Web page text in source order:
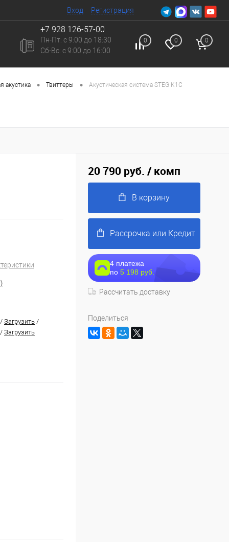
Вход Регистрация
+7 928 126-57-00
Пн-Пт: с 9:00 до 18:30
Сб-Вc: с 9:00 до 16:00
0 0 0
акустика • Твиттеры • Акустическая система STEG K1C
/ Загрузить /
/ Загрузить
20 790 руб. / комп
В корзину
Рассрочка или Кредит
4 платежа
по 5 198 руб.
Рассчитать доставку
Поделиться